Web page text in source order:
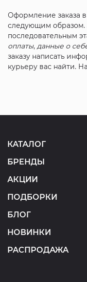
Оформление заказа
следующим образом.
последовательным
оплаты, данные о
заказу написать
курьеру вас найти.
КАТАЛОГ
БРЕНДЫ
АКЦИИ
ПОДБОРКИ
БЛОГ
НОВИНКИ
РАСПРОДАЖА